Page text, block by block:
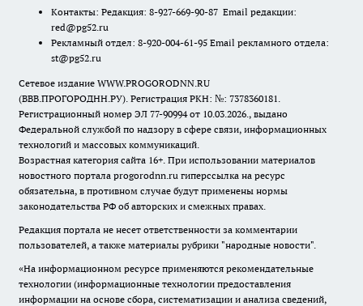
Контакты: Редакция: 8-927-669-90-87 Email редакции:
red@pg52.ru
Рекламный отдел: 8-920-004-61-95 Email рекламного отдела:
st@pg52.ru
Сетевое издание WWW.PROGORODNN.RU
(ВВВ.ПРОГОРОДНН.РУ). Регистрация РКН: №: 7378360181.
Регистрационный номер ЭЛ 77-90994 от 10.03.2026., выдано
Федеральной службой по надзору в сфере связи, информационных
технологий и массовых коммуникаций.
Возрастная категория сайта 16+. При использовании материалов
новостного портала progorodnn.ru гиперссылка на ресурс
обязательна, в противном случае будут применены нормы
законодательства РФ об авторских и смежных правах.
Редакция портала не несет ответственности за комментарии
пользователей, а также материалы рубрики "народные новости".
«На информационном ресурсе применяются рекомендательные
технологии (информационные технологии предоставления
информации на основе сбора, систематизации и анализа сведений,